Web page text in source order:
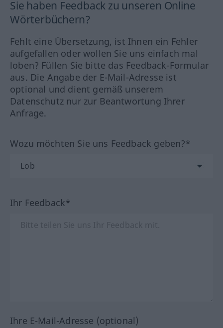
Sie haben Feedback zu unseren Online
Wörterbüchern?
Fehlt eine Übersetzung, ist Ihnen ein Fehler
aufgefallen oder wollen Sie uns einfach mal
loben? Füllen Sie bitte das Feedback-Formular
aus. Die Angabe der E-Mail-Adresse ist
optional und dient gemäß unserem
Datenschutz nur zur Beantwortung Ihrer
Anfrage.
Wozu möchten Sie uns Feedback geben?*
Ihr Feedback*
Ihre E-Mail-Adresse (optional)